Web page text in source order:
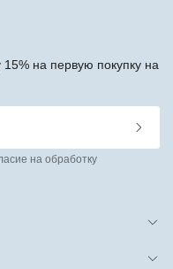
на первую покупку на
на обработку